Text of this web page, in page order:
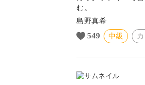
む。
島野真希
549 中級